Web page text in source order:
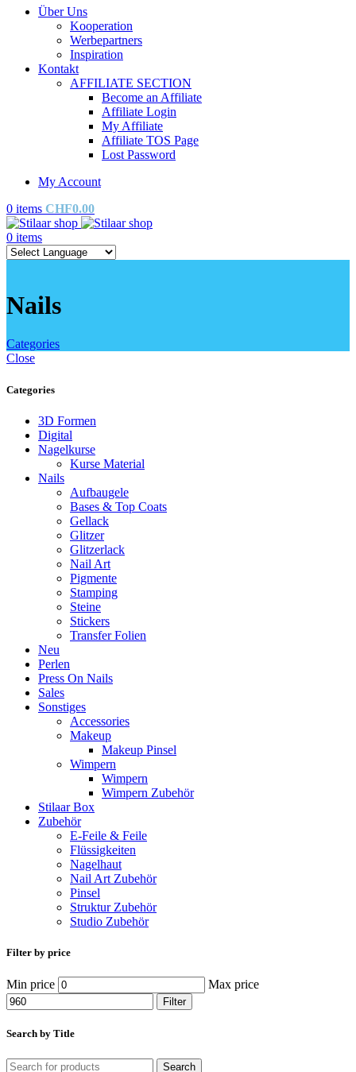
Über Uns
Kooperation
Werbepartners
Inspiration
Kontakt
AFFILIATE SECTION
Become an Affiliate
Affiliate Login
My Affiliate
Affiliate TOS Page
Lost Password
My Account
0 items CHF0.00
0 items
Nails
Categories
Close
Categories
3D Formen
Digital
Nagelkurse
Kurse Material
Nails
Aufbaugele
Bases & Top Coats
Gellack
Glitzer
Glitzerlack
Nail Art
Pigmente
Stamping
Steine
Stickers
Transfer Folien
Neu
Perlen
Press On Nails
Sales
Sonstiges
Accessories
Makeup
Makeup Pinsel
Wimpern
Wimpern
Wimpern Zubehör
Stilaar Box
Zubehör
E-Feile & Feile
Flüssigkeiten
Nagelhaut
Nail Art Zubehör
Pinsel
Struktur Zubehör
Studio Zubehör
Filter by price
Min price Max price
Filter
Search by Title
Search